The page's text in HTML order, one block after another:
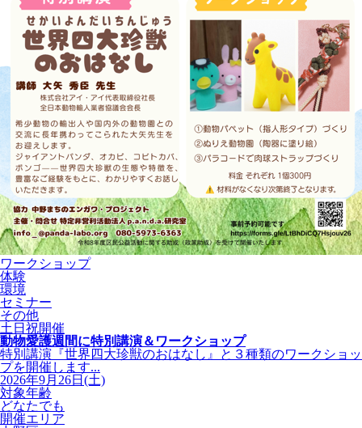
ワークショップ
体験
環境
セミナー
その他
土日祝開催
動物愛護週間に特別講演＆ワークショップ
特別講演『世界四大珍獣のおはなし』と３種類のワークショッ
プを開催します...
2026年9月26日(土)
対象年齢
どなたでも
開催エリア